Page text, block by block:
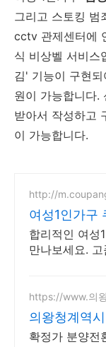
그리고 스토킹 범
cctv 관제센터에
식 비상벨 서비스
김' 기능이 구현
원이 가능합니다.
받아서 작성하고
이 가능합니다.
http://
여성1인가구
합리적인 여성
만나보세요.
https://www.의
의왕청계역
모니
확정가 분양전